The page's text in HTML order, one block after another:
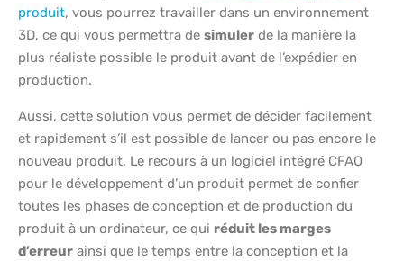
produit, vous pourrez travailler dans un environnement
3D, ce qui vous permettra de simuler de la manière la
plus réaliste possible le produit avant de l’expédier en
production.
Aussi, cette solution vous permet de décider facilement
et rapidement s’il est possible de lancer ou pas encore le
nouveau produit. Le recours à un logiciel intégré CFAO
pour le développement d’un produit permet de confier
toutes les phases de conception et de production du
produit à un ordinateur, ce qui réduit les marges
d’erreur ainsi que le temps entre la conception et la